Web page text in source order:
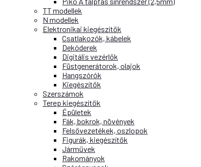
TT modellek
N modellek
Elektronikai kiegészítők
Csatlakozók, kábelek
Dekóderek
Digitális vezérlők
Füstgenerátorok, olajok
Hangszórók
Kiegészítők
Szerszámok
Terep kiegészítők
Épületek
Fák, bokrok, növények
Felsővezetékek, oszlopok
Figurák, kiegészítők
Járművek
Rakományok